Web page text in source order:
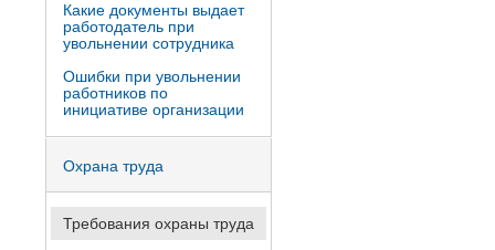
Какие документы выдает
работодатель при
увольнении сотрудника
Ошибки при увольнении
работников по
инициативе организации
Охрана труда
Требования охраны труда